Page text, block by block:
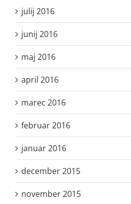
julij 2016
junij 2016
maj 2016
april 2016
marec 2016
februar 2016
januar 2016
december 2015
november 2015